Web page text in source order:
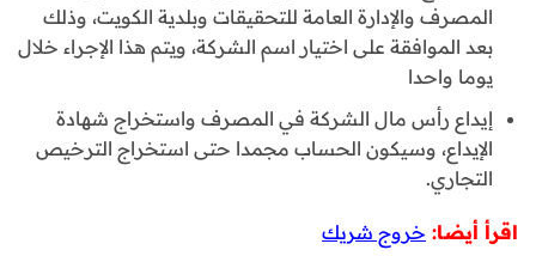
المصرف والإدارة العامة للتحقيقات وبلدية الكويت، وذلك
بعد الموافقة على اختيار اسم الشركة، ويتم هذا الإجراء خلال
يوما واحدا
إيداع رأس مال الشركة في المصرف واستخراج شهادة
الإيداع، وسيكون الحساب مجمدا حتى استخراج الترخيص
التجاري.
اقرأ أيضا: خروج شريك